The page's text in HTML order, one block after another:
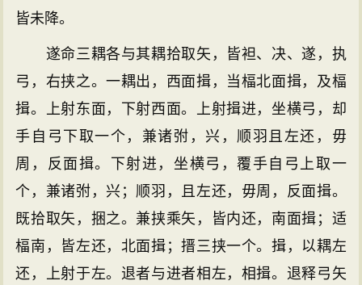
皆未降。
遂命三耦各与其耦拾取矢，皆袒、决、遂，执
弓，右挟之。一耦出，西面揖，当楅北面揖，及楅
揖。上射东面，下射西面。上射揖进，坐横弓，却
手自弓下取一个，兼诸弣，兴，顺羽且左还，毋
周，反面揖。下射进，坐横弓，覆手自弓上取一
个，兼诸弣，兴；顺羽，且左还，毋周，反面揖。
既拾取矢，捆之。兼挟乘矢，皆内还，南面揖；适
楅南，皆左还，北面揖；搢三挟一个。揖，以耦左
还，上射于左。退者与进者相左，相揖。退释弓矢